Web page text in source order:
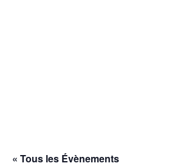
« Tous les Évènements